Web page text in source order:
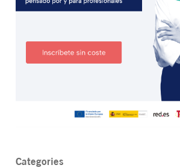
Categories